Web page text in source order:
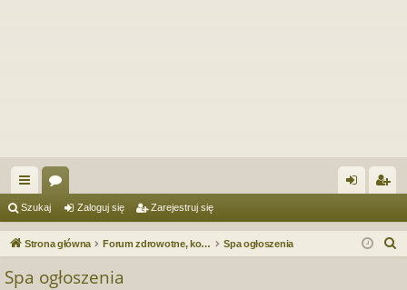
ię
ce
or
a og ej
Szukaj Zaloguj się Zarejestruj się
Strona główna Forum zdrowotne, kosmetyczne. Spa & Wellness. Forum serwisu Spa.e-Masaz.pl Spa ogłoszenia
Spa ogłoszenia